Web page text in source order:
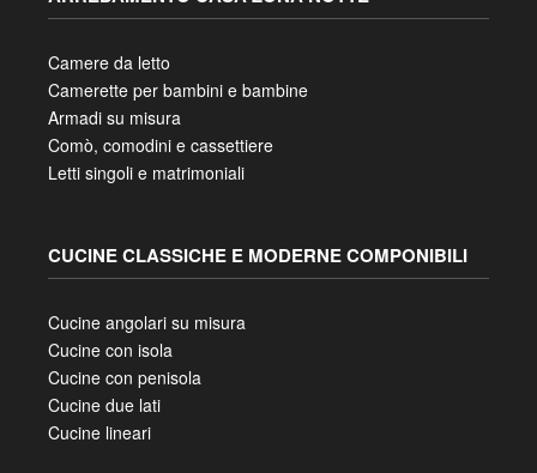
Camere da letto
Camerette per bambini e bambine
Armadi su misura
Comò, comodini e cassettiere
Letti singoli e matrimoniali
CUCINE CLASSICHE E MODERNE COMPONIBILI
Cucine angolari su misura
Cucine con isola
Cucine con penisola
Cucine due lati
Cucine lineari